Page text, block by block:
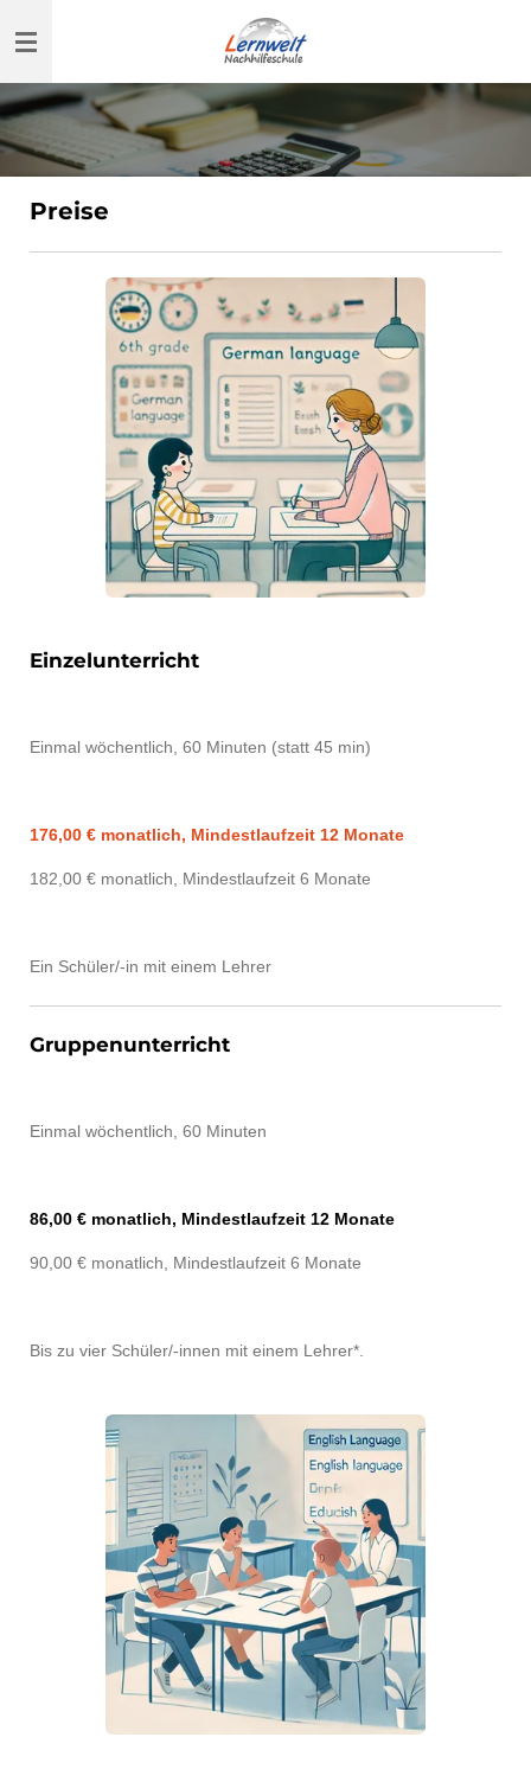
Hauptinhalt
Preise
Einzelunterricht
Einmal wöchentlich, 60 Minuten (statt 45 min)
176,00 € monatlich, Mindestlaufzeit 12 Monate
182,00 € monatlich, Mindestlaufzeit 6 Monate
Ein Schüler/-in mit einem Lehrer
Gruppenunterricht
Einmal wöchentlich, 60 Minuten
86,00 € monatlich, Mindestlaufzeit 12 Monate
90,00 € monatlich, Mindestlaufzeit 6 Monate
Bis zu vier Schüler/-innen mit einem Lehrer*.